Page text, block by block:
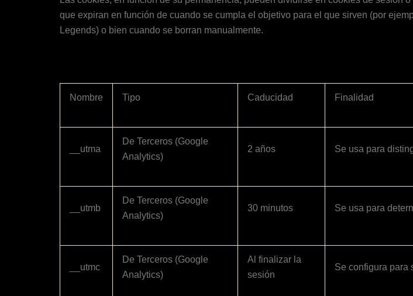
que expiran en función de cuando se cumpla el objetivo para el que sirven (por
Legends) o bien cuando se borran manualmente.
Nombre Tipo Caducidad Finalidad
__utma
De Terceros (Google
Analytics)
2 años Se usa para
__utmb
De Terceros (Google
Analytics)
30 minutos Se usa para
__utmc
De Terceros (Google
Analytics)
Al finalizar la
sesión
Se configura para